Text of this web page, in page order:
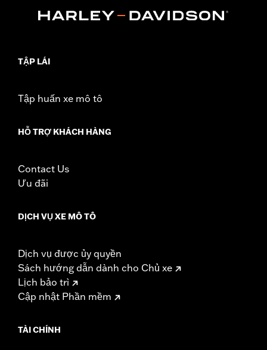
installed.
Installation Instructions
Material:Polyester with a water-resistant polyurethane coating
WARRANTY:1 year limited warranty – Go to
TẬP LÁI
Tập huấn xe mô tô
HỖ TRỢ KHÁCH HÀNG
Contact Us
Ưu đãi
DỊCH VỤ XE MÔ TÔ
Dịch vụ được ủy quyền
Sách hướng dẫn dành cho Chủ xe
Lịch bảo trì
Cập nhật Phần mềm
TÀI CHÍNH